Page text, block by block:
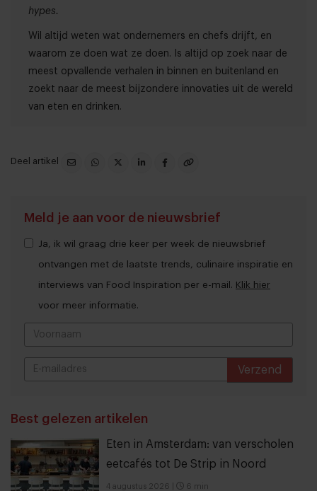
hypes.
Wil altijd weten wat ondernemers en chefs drijft, en
waarom ze doen wat ze doen. Is altijd op zoek naar de
meest opvallende verhalen in binnen en buitenland en
zoekt naar de meest bijzondere innovaties uit de wereld
van eten en drinken.
Deel artikel
Meld je aan voor de nieuwsbrief
Ja, ik wil graag drie keer per week de nieuwsbrief
ontvangen met de laatste trends, culinaire inspiratie en
interviews van Food Inspiration per e-mail. Klik hier
voor meer informatie.
Verzend
Best gelezen artikelen
Eten in Amsterdam: van verscholen
eetcafés tot De Strip in Noord
4 augustus 2026 6 min